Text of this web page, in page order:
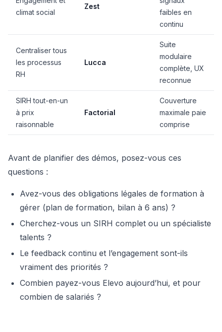
climat social
Zest
faibles en
continu
Centraliser tous
les processus
RH
Lucca
Suite
modulaire
complète, UX
reconnue
SIRH tout-en-un
à prix
raisonnable
Factorial
Couverture
maximale paie
comprise
Avant de planifier des démos, posez-vous ces
questions :
Avez-vous des obligations légales de formation à
gérer (plan de formation, bilan à 6 ans) ?
Cherchez-vous un SIRH complet ou un spécialiste
talents ?
Le feedback continu et l’engagement sont-ils
vraiment des priorités ?
Combien payez-vous Elevo aujourd’hui, et pour
combien de salariés ?